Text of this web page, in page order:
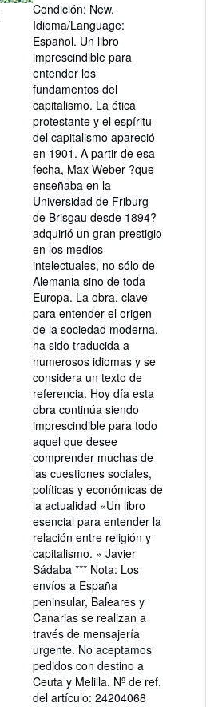
Condición: New.
Idioma/Language:
Español. Un libro
imprescindible para
entender los
fundamentos del
capitalismo. La ética
protestante y el espíritu
del capitalismo apareció
en 1901. A partir de esa
fecha, Max Weber ?que
enseñaba en la
Universidad de Friburg
de Brisgau desde 1894?
adquirió un gran prestigio
en los medios
intelectuales, no sólo de
Alemania sino de toda
Europa. La obra, clave
para entender el origen
de la sociedad moderna,
ha sido traducida a
numerosos idiomas y se
considera un texto de
referencia. Hoy día esta
obra continúa siendo
imprescindible para todo
aquel que desee
comprender muchas de
las cuestiones sociales,
políticas y económicas de
la actualidad «Un libro
esencial para entender la
relación entre religión y
capitalismo. » Javier
Sádaba *** Nota: Los
envíos a España
peninsular, Baleares y
Canarias se realizan a
través de mensajería
urgente. No aceptamos
pedidos con destino a
Ceuta y Melilla. Nº de ref.
del artículo: 24204068